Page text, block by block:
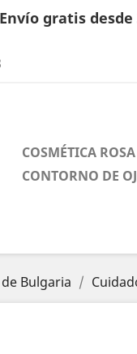
Envío gratis desde
COSMÉTICA
CONTORNO DE
Bulgaria